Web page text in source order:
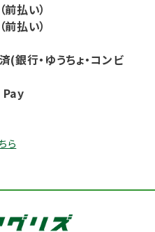
払い）
払い）
銀行・ゆうちょ・コンビ
ら